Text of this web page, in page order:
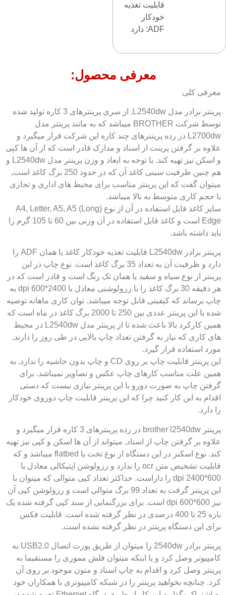
قابلیت تغذیه
خودکار
ADF: دارد
معرفی محصول:
معرفی کلی
پرینتر برادر مدل L2540dw, از سری پرینترهای 3 کاره تولید شده
توسط شرکت BROTHER میباشد که به مانند پرینتر مدل
L2700dw در رده پرینترهای چند کاره این شرکت قرار میگیرد و
علاوه بر گرفتن پرینت از اسناد و مدارک قادر است که از آن ها کپی
و اسکن نیز تهیه کند. با توجه به ابعاد و وزن پرینتر مدل L2540dw و
هم چنین ظرفیت سینی کاغذ آن که در حدود 250 برگ کاغذ است,
میتوان گفت که این پرینتر مناسب برای محیط های اداری و تجاری
با حجم کاری متوسط به بالا میباشد.
سایز کاغذ قابل استفاده در آن از نوع (A4, Letter, A5, A5 (Long
Edge است و کاغذ قابل استفاده در آن وزنی بین 60 تا 105 گرم را
باید داشته باشد.
پرینتر برادر L2540dw قابلیت تغذیه خودکار کاغذ یا همان ADF را
دارد و ظرفیت آن به تعداد 35 برگ کاغذ است. نوع چاپ در این
پرینتر از نوع سیاه و سفید یا همان تک رنگ است و قادر است که در
هر دقیقه 30 برگ کاغذ را با رزولوشنی معادل با 2400*600 dpi به
چاپ برساند که کیفیتی قابل توجه میباشد. توان کاری ماهانه توصیه
شده با این پرینتر عددی بین 250 تا 2000 برگ کاغذ در ماه است که
همین کارکرد بالا باعث شده تا از پرینتر مدل L2540dw در محیط
های کاری که نیاز به گرفتن تعداد چاپ بالایی در طی روز را دارند,
مورد استفاده قرار گیرد.
این پرینتر قابلیت چاپ بر روی CD و چاپ بدون حاشیه را ندارد, به
همین علت مناسب کارهای چاپ عکس و تصاویر نمیباشد. برای
گرفتن چاپ به صورت دورو با این پرینتر نیازی نیست که دستی
اقدام به این کار کنید چرا که این پرینتر قابلیت چاپ دوروی خودکار
را دارد.
پرینتر brother l2540dw در رده پرینترهای 3 کاره قرار میگیرد و
علاوه بر گرفتن چاپ از اسناد, میتواند از آن ها اسکن و کپی نیز تهیه
کند. نوع اسکنر در این دستگاه از نوع تخت یا flatbed میباشد و که
قابلیت تشخیص متن ocr را ندارد و رزولوشن اپتیکالی معادل با
600*2400 dpi را داراست. حداکثر تعداد کپی متوالی که میتوان با
این پرینتر گرفت به تعداد 99 برگ متوالی است و رزولوشن کپی آن
نیز 600*600 dpi است. برای بزرگنمایی از سند کپی گرفته شده یک
بازه 25 تا 400 درصدی در نظر گرفته شده است. قابلیت فکس
برای این دستگاه پرینتر در نظر گرفته نشده است.
پرینتر برادر 2540dw را میتوان از طریق پورت اتصال USB2.0 به
کامپیوتر وصل کرد و یا اینکه میتوان فلش مموری را مستقیما به
پرینتر وصل کرد و اقدام به چاپ اسناد و متون موجود بر روی آن
کرد. چنانچه بخواهید پرینتر را در شبکه کامپیوتری با همکاران خود